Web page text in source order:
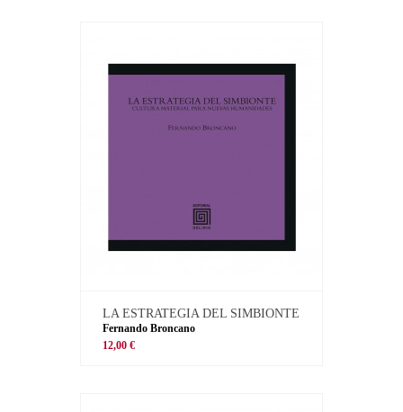
LA ESTRATEGIA DEL SIMBIONTE
Fernando Broncano
12,00 €